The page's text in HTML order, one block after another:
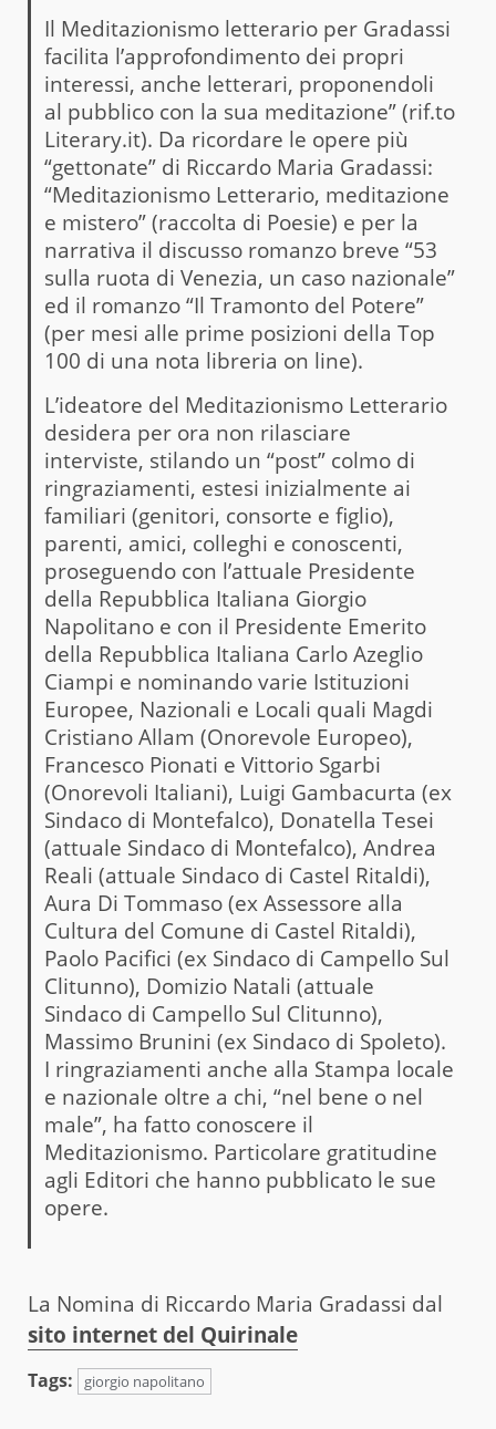
Il Meditazionismo letterario per Gradassi
facilita l’approfondimento dei propri
interessi, anche letterari, proponendoli
al pubblico con la sua meditazione” (rif.to
Literary.it). Da ricordare le opere più
“gettonate” di Riccardo Maria Gradassi:
“Meditazionismo Letterario, meditazione
e mistero” (raccolta di Poesie) e per la
narrativa il discusso romanzo breve “53
sulla ruota di Venezia, un caso nazionale”
ed il romanzo “Il Tramonto del Potere”
(per mesi alle prime posizioni della Top
100 di una nota libreria on line).
L’ideatore del Meditazionismo Letterario
desidera per ora non rilasciare
interviste, stilando un “post” colmo di
ringraziamenti, estesi inizialmente ai
familiari (genitori, consorte e figlio),
parenti, amici, colleghi e conoscenti,
proseguendo con l’attuale Presidente
della Repubblica Italiana Giorgio
Napolitano e con il Presidente Emerito
della Repubblica Italiana Carlo Azeglio
Ciampi e nominando varie Istituzioni
Europee, Nazionali e Locali quali Magdi
Cristiano Allam (Onorevole Europeo),
Francesco Pionati e Vittorio Sgarbi
(Onorevoli Italiani), Luigi Gambacurta (ex
Sindaco di Montefalco), Donatella Tesei
(attuale Sindaco di Montefalco), Andrea
Reali (attuale Sindaco di Castel Ritaldi),
Aura Di Tommaso (ex Assessore alla
Cultura del Comune di Castel Ritaldi),
Paolo Pacifici (ex Sindaco di Campello Sul
Clitunno), Domizio Natali (attuale
Sindaco di Campello Sul Clitunno),
Massimo Brunini (ex Sindaco di Spoleto).
I ringraziamenti anche alla Stampa locale
e nazionale oltre a chi, “nel bene o nel
male”, ha fatto conoscere il
Meditazionismo. Particolare gratitudine
agli Editori che hanno pubblicato le sue
opere.
La Nomina di Riccardo Maria Gradassi dal
sito internet del Quirinale
Tags: giorgio napolitano